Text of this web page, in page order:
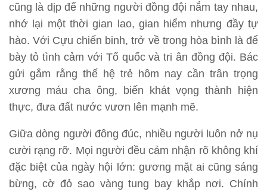
cũng là dịp để những người đồng đội nắm tay nhau,
nhớ lại một thời gian lao, gian hiểm nhưng đầy tự
hào. Với Cựu chiến binh, trở về trong hòa bình là để
bày tỏ tình cảm với Tổ quốc và tri ân đồng đội. Bác
gửi gắm rằng thế hệ trẻ hôm nay cần trân trọng
xương máu cha ông, biến khát vọng thành hiện
thực, đưa đất nước vươn lên mạnh mẽ.
Giữa dòng người đông đúc, nhiều người luôn nở nụ
cười rạng rỡ. Mọi người đều cảm nhận rõ không khí
đặc biệt của ngày hội lớn: gương mặt ai cũng sáng
bừng, cờ đỏ sao vàng tung bay khắp nơi. Chính